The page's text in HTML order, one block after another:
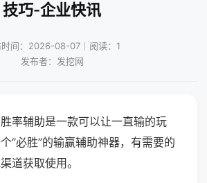
技巧-企业快讯
时间：2026-08-07｜阅读：1
发布者：发挖网
率辅助是一款可以让一直输的玩
“必胜”的输赢辅助神器，有需要的
道获取使用。